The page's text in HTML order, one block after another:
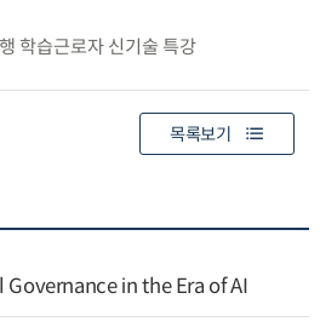
학습근로자 신기술 특강
목록보기
in the Era of AI